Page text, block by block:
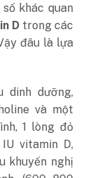
khác quan
Dtrong các
đâu là lựa
dinh dưỡng,
và một
1 lòng đỏ
vitamin D,
khuyến nghị